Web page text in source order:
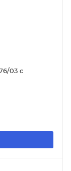
03 с